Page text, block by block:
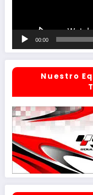
00:00
Nuestro